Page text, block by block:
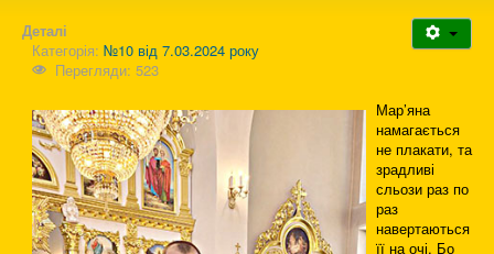
Деталі
Категорія: №10 від 7.03.2024 року
Перегляди: 523
Мар’яна
намагається
не плакати, та
зрадливі
сльози раз по
раз
навертаються
її на очі. Бо